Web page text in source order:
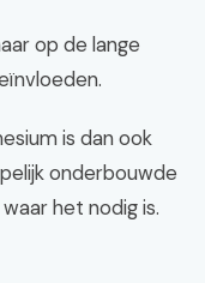
op de lange
is dan ook
onderbouwde
het nodig is.